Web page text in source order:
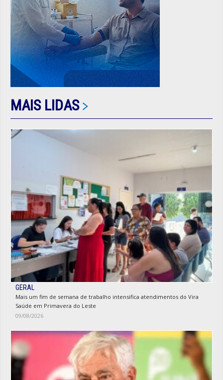
MAIS LIDAS
GERAL
Mais um fim de semana de trabalho intensifica atendimentos do Vira
Saúde em Primavera do Leste
09/08/2026